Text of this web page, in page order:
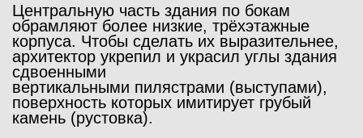
Центральную часть здания по бокам
обрамляют более низкие, трёхэтажные
корпуса. Чтобы сделать их выразительнее,
архитектор укрепил и украсил углы здания
сдвоенными
вертикальными пилястрами (выступами),
поверхность которых имитирует грубый
камень (рустовка).